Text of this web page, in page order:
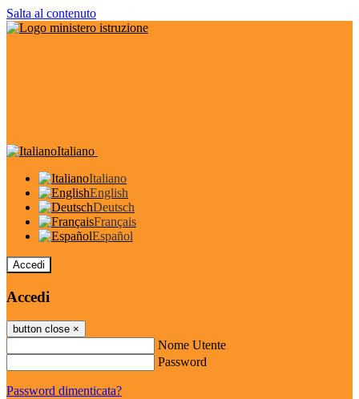
Salta al contenuto
Italiano
Italiano
English
Deutsch
Français
Español
Accedi
Accedi
button close ×
Nome Utente
Password
Password dimenticata?